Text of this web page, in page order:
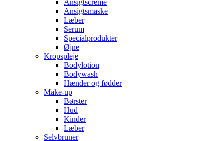
Ansigtscreme
Ansigtsmaske
Læber
Serum
Specialprodukter
Øjne
Kropspleje
Bodylotion
Bodywash
Hænder og fødder
Make-up
Børster
Hud
Kinder
Læber
Selvbruner